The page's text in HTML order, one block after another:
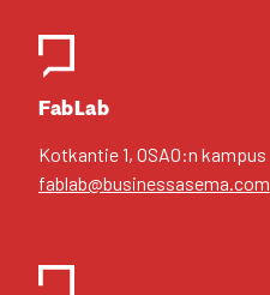
FabLab
Kot­kan­tie 1, OSAO:n kam­pus
fablab@businessasema.com